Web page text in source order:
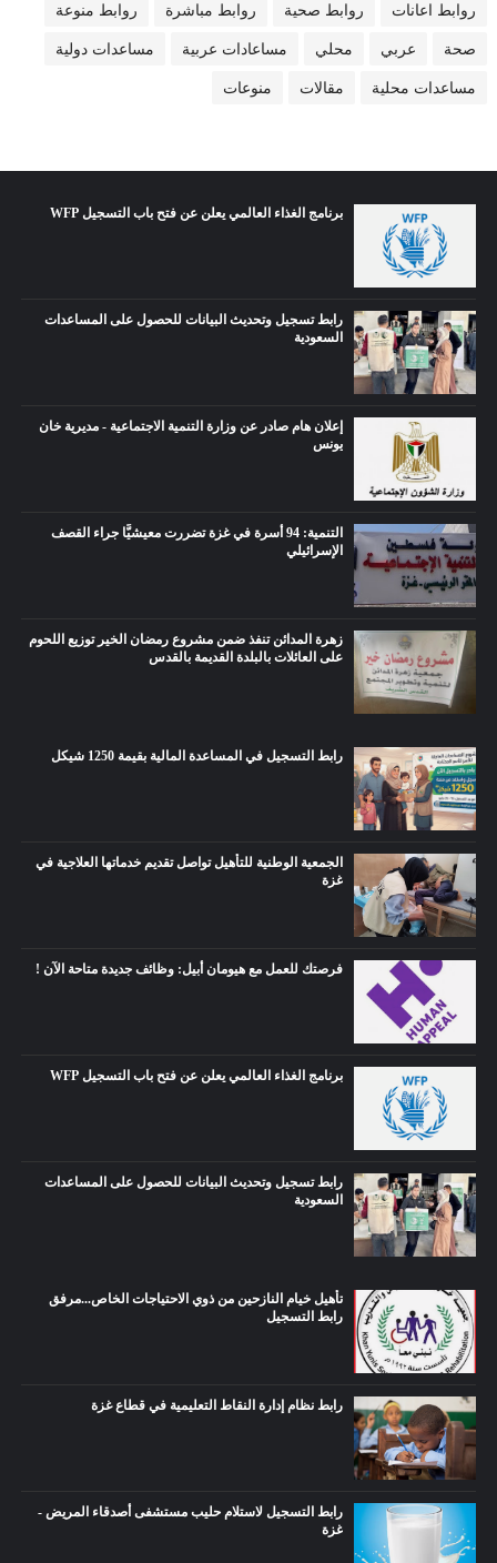
روابط اعانات روابط صحية روابط مباشرة روابط منوعة
صحة عربي محلي مساعادات عربية مساعدات دولية
مساعدات محلية مقالات منوعات
برنامج الغذاء العالمي يعلن عن فتح باب التسجيل WFP
رابط تسجيل وتحديث البيانات للحصول على المساعدات
السعودية
إعلان هام صادر عن وزارة التنمية الاجتماعية - مديرية خان
يونس
التنمية: 94 أسرة في غزة تضررت معيشيًّا جراء القصف
الإسرائيلي
زهرة المدائن تنفذ ضمن مشروع رمضان الخير توزيع اللحوم
على العائلات بالبلدة القديمة بالقدس
رابط التسجيل في المساعدة المالية بقيمة 1250 شيكل
الجمعية الوطنية للتأهيل تواصل تقديم خدماتها العلاجية في
غزة
فرصتك للعمل مع هيومان أبيل: وظائف جديدة متاحة الآن !
برنامج الغذاء العالمي يعلن عن فتح باب التسجيل WFP
رابط تسجيل وتحديث البيانات للحصول على المساعدات
السعودية
تأهيل خيام النازحين من ذوي الاحتياجات الخاص...مرفق
رابط التسجيل
رابط نظام إدارة النقاط التعليمية في قطاع غزة
رابط التسجيل لاستلام حليب مستشفى أصدقاء المريض -
غزة